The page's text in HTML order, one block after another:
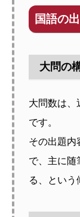
国語の
大問の
大問数は、
です。
その出題内
で、主に随
る、という